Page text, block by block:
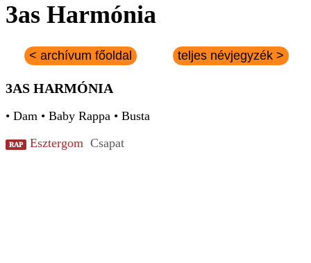
3as Harmónia
< archívum főoldal teljes névjegyzék >
3AS HARMÓNIA
• Dam • Baby Rappa • Busta
RAP Esztergom Csapat